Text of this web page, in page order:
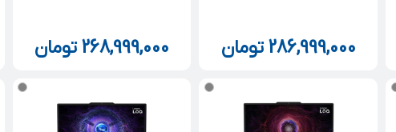
286,999,000 تومان 268,999,000 تومان